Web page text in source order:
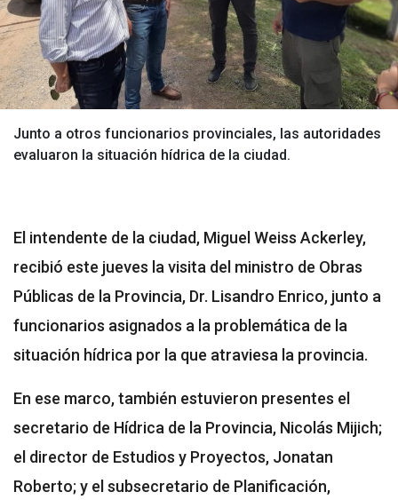
Junto a otros funcionarios provinciales, las autoridades
evaluaron la situación hídrica de la ciudad.
El intendente de la ciudad, Miguel Weiss Ackerley,
recibió este jueves la visita del ministro de Obras
Públicas de la Provincia, Dr. Lisandro Enrico, junto a
funcionarios asignados a la problemática de la
situación hídrica por la que atraviesa la provincia.
En ese marco, también estuvieron presentes el
secretario de Hídrica de la Provincia, Nicolás Mijich;
el director de Estudios y Proyectos, Jonatan
Roberto; y el subsecretario de Planificación,